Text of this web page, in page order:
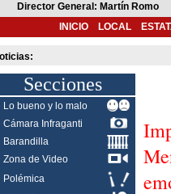
Director General: Martín Romo
INICIO
LOCAL
Secciones
Lo bueno y lo malo
Cámara Infraganti
Barandilla
Zona de Video
Polémica